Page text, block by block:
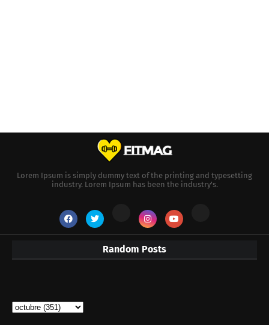
Lorem Ipsum is simply dummy text of the printing and typesetting
industry. Lorem Ipsum has been the industry's.
Random Posts